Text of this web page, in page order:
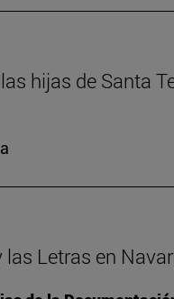
hijas de Santa
las Letras en